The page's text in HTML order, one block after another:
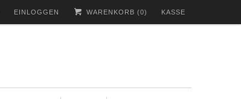
EINLOGGEN WARENKORB (0) KASSE